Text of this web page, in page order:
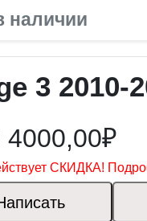
наличии
3 2010-
4000,00₽
СКИДКА!